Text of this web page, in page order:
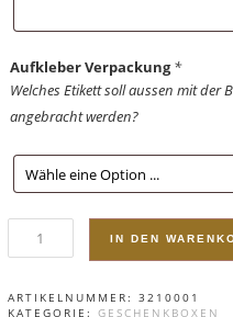
Aufkleber Verpackung*
Welches Etikett soll aussen mit der
angebracht werden?
IN DEN
ARTIKELNUMMER: 3210001
KATEGORIE: GESCHENKBOXEN